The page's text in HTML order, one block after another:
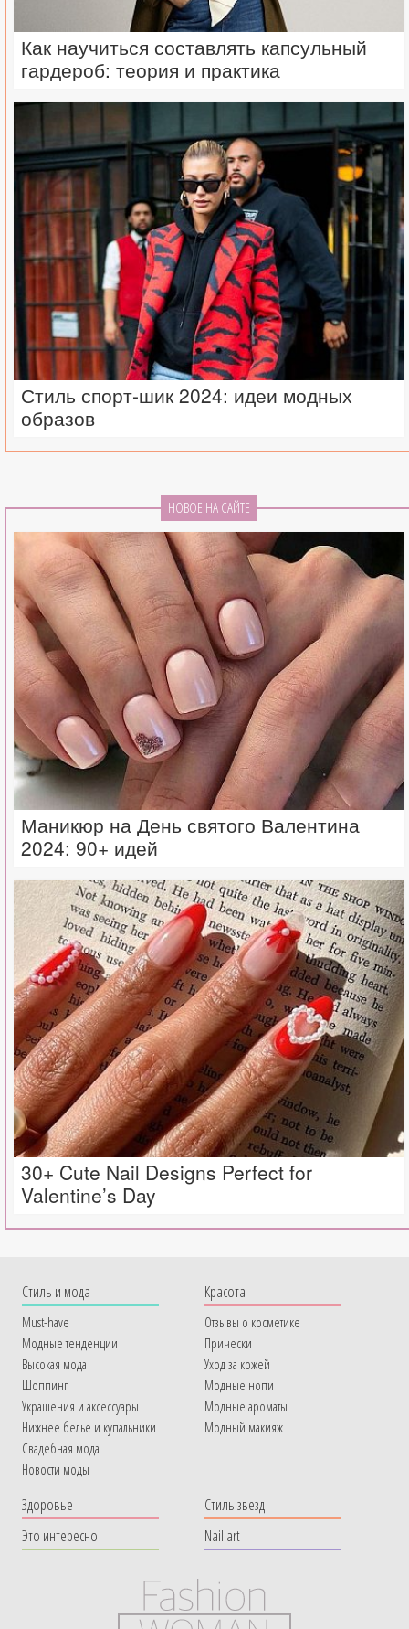
Как научиться составлять капсульный
гардероб: теория и практика
Стиль спорт-шик 2024: идеи модных
образов
НОВОЕ НА САЙТЕ
Маникюр на День святого Валентина
2024: 90+ идей
30+ Cute Nail Designs Perfect for
Valentine’s Day
Cтиль и мода
Must-have
Модные тенденции
Высокая мода
Шоппинг
Украшения и аксессуары
Нижнее белье и купальники
Свадебная мода
Новости моды
Красота
Отзывы о косметике
Прически
Уход за кожей
Модные ногти
Модные ароматы
Модный макияж
Здоровье
Это интересно
Стиль звезд
Nail art